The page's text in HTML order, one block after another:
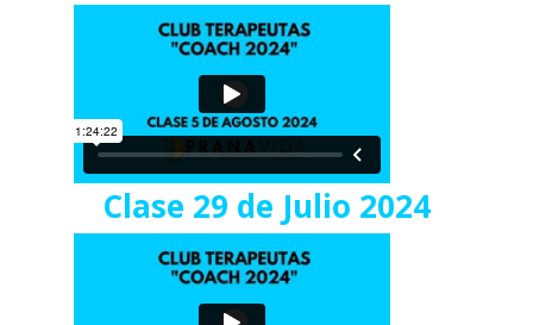
Clase 29 de Julio 2024